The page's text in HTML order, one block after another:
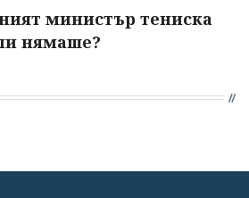
министър тениска
нямаше?